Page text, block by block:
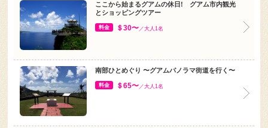
ここから始まるグアムの休日! グアム市内観光
とショッピングツアー
料金 ＄30〜／大人1名
南部ひとめぐり 〜グアムパノラマ街道を行く〜
料金 ＄65〜 ／大人1名